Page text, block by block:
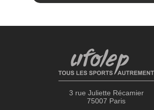
3 rue Juliette Récamier
75007 Paris